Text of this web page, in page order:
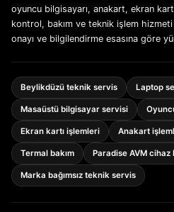
oyuncu bilgisayarı, anakart, ekran
kontrol, bakım ve teknik işlem
onayı ve bilgilendirme esasına göre
Beylikdüzü teknik servis Laptop
Masaüstü bilgisayar servisi
Ekran kartı işlemleri Anakart
Termal bakım Paradise AVM cihaz
Marka bağımsız teknik servis